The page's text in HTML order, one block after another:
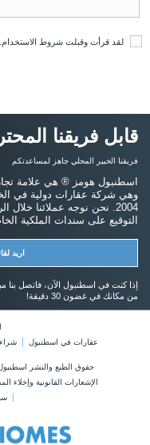
لقد قرأت وقبلت شروط الاستخدام
قابل فريقنا
فريقنا الخبير المحلي جاهز لمساعدتكم
وهي شركة عقارات دولية في
2004. نحن نوجه عملائنا
التوقيع على سندات الملكية
اريد
إذا كنت في اسطنبول الآن، فاتصل بنا
من مكانك في غضون 30 دقيقة!
عقارات في اسطنبول
حقوق الطبع والنشر اسطنبول هومز © 2014-2026.
الإشعارات القانونية وإخلاء